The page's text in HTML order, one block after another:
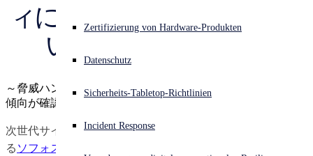
Akuter Cyberangriff? Fordern Sie Sofort-Hilfe an
Anmelden
Open search
Deutsch Open language switcher
Zertifizierung von Hardware-Produkten
Datenschutz
Sicherheits-Tabletop-Richtlinien
Incident Response
Sophos X-Ops-Bedrohungsforschung
Auszeichnungen
Pressekontakte
ィに費やす割合が増加して
いることが明らかに
～脅威ハンティングによる防御戦略への投資も増加している
傾向が確認される～
次世代サイバーセキュリティのグローバルリーダー企業であ
る ソフォス株式会社